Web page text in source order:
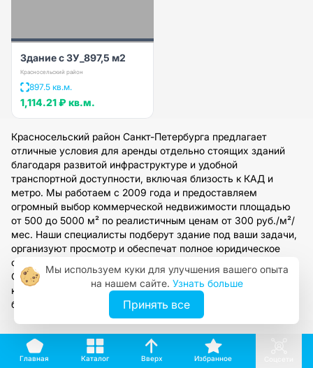
Здание с ЗУ_897,5 м2
Красносельский район
897.5 кв.м.
1,114.21 ₽ кв.м.
Красносельский район Санкт-Петербурга предлагает
отличные условия для аренды отдельно стоящих зданий
благодаря развитой инфраструктуре и удобной
транспортной доступности, включая близость к КАД и
метро. Мы работаем с 2009 года и предоставляем
огромный выбор коммерческой недвижимости площадью
от 500 до 5000 м² по реалистичным ценам от 300 руб./м²/
мес. Наши специалисты подберут здание под ваши задачи,
организуют просмотр и обеспечат полное юридическое
сопровождение сделки напрямую с собственниками.
Оставьте заявку на сайте, чтобы получить персональную
консультацию и найти оптимальный вариант для вашего
бизнеса.
Главная Каталог Вверх Избранное
Мы используем куки для улучшения вашего опыта
на нашем сайте. Узнать больше
Принять все